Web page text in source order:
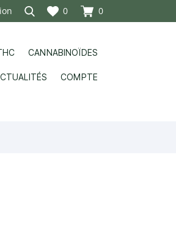
0 0
CANNABINOÏDES
COMPTE